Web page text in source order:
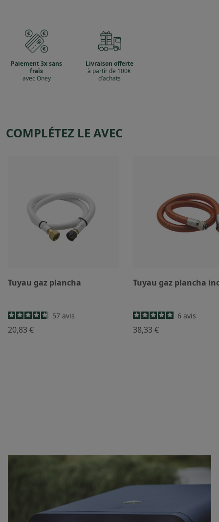
Paiement 3x sans
frais
avec Oney
Livraison offerte
à partir de 100€
d’achats
COMPLÉTEZ LE AVEC
Tuyau gaz plancha
57 avis
20,83 €
Tuyau gaz plancha
6 avis
38,33 €